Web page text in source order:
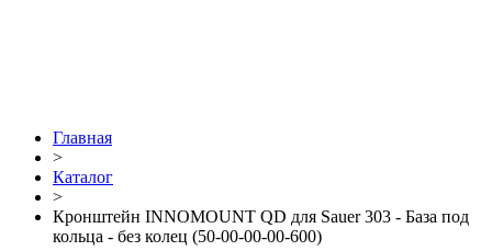
Главная
>
Каталог
>
Кронштейн INNOMOUNT QD для Sauer 303 - База под
кольца - без колец (50-00-00-00-600)